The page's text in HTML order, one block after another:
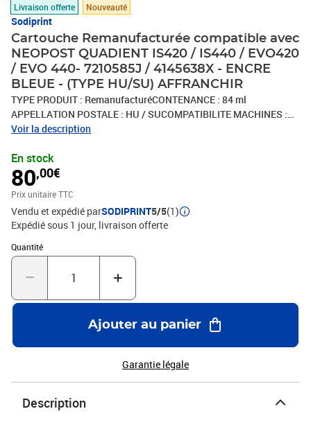
Livraison offerte Nouveauté
Sodiprint
Cartouche Remanufacturée compatible avec
NEOPOST QUADIENT IS420 / IS440 / EVO420
/ EVO 440- 7210585J / 4145638X - ENCRE
BLEUE - (TYPE HU/SU) AFFRANCHIR
TYPE PRODUIT : RemanufacturéCONTENANCE : 84 ml
APPELLATION POSTALE : HU / SUCOMPATIBILITE MACHINES :
IS420 / IS440 / EVO420 / EVO440 HOMOLOGATION : CONFORME
POSTALL'utilisation de cette cartouche n'annule pas la garantie
constructeur
Voir la description
En stock
80,00€
Prix unitaire TTC
Vendu et expédié parSODIPRINT5/5(1)
Expédié sous 1 jour livraison offerte
Quantité
Quantité : 1
Ajouter au panier
Garantie légale
Description